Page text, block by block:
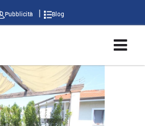
Pubblicità Blog